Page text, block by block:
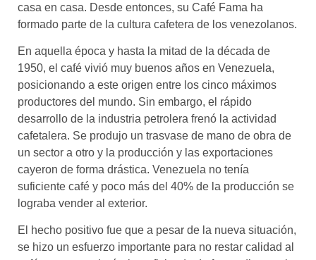
casa en casa. Desde entonces, su Café Fama ha
formado parte de la cultura cafetera de los venezolanos.
En aquella época y hasta la mitad de la década de
1950, el café vivió muy buenos años en Venezuela,
posicionando a este origen entre los cinco máximos
productores del mundo. Sin embargo, el rápido
desarrollo de la industria petrolera frenó la actividad
cafetalera. Se produjo un trasvase de mano de obra de
un sector a otro y la producción y las exportaciones
cayeron de forma drástica. Venezuela no tenía
suficiente café y poco más del 40% de la producción se
lograba vender al exterior.
El hecho positivo fue que a pesar de la nueva situación,
se hizo un esfuerzo importante para no restar calidad al